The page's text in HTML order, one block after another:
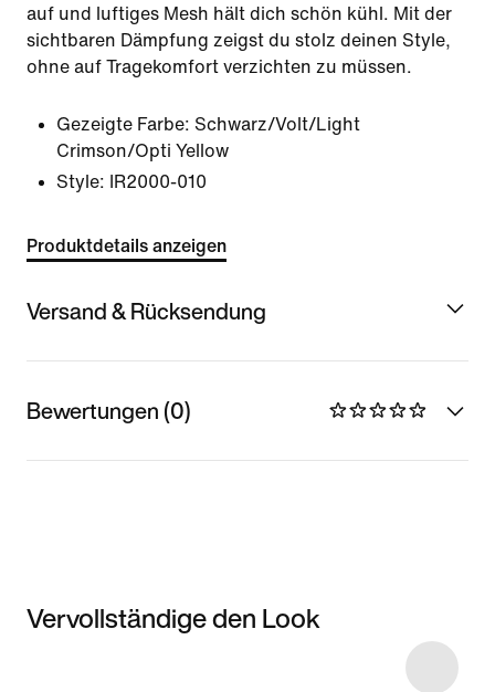
auf und luftiges Mesh hält dich schön kühl. Mit der
sichtbaren Dämpfung zeigst du stolz deinen Style,
ohne auf Tragekomfort verzichten zu müssen.
Gezeigte Farbe: Schwarz/Volt/Light
Crimson/Opti Yellow
Style:
IR2000-010
Produktdetails anzeigen
Versand & Rücksendung
Bewertungen (0)
Vervollständige den Look